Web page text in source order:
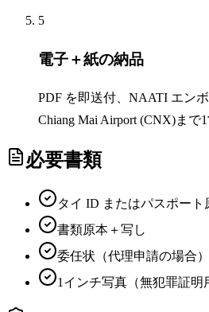
5
電子＋紙の納品
PDF を即送付、NAATI エン
Chiang Mai Airport (CNX)まで
必要書類
タイ ID またはパスポート
書類原本＋写し
委任状（代理申請の場合）
1インチ写真（無犯罪証明